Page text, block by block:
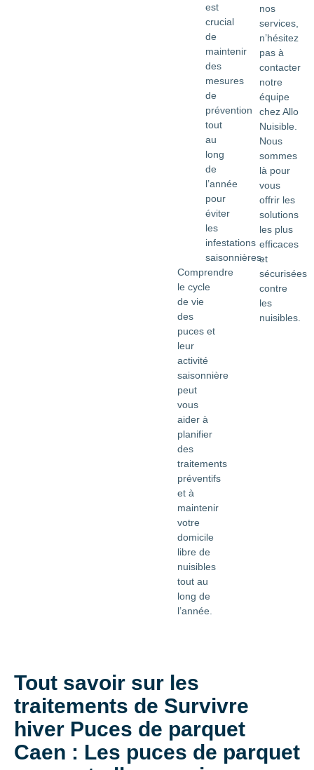
est
crucial
de
maintenir
des
mesures
de
prévention
tout
au
long
de
l’année
pour
éviter
les
infestations
saisonnières.
Comprendre
le cycle
de vie
des
puces et
leur
activité
saisonnière
peut
vous
aider à
planifier
des
traitements
préventifs
et à
maintenir
votre
domicile
libre de
nuisibles
tout au
long de
l’année.
nos
services,
n’hésitez
pas à
contacter
notre
équipe
chez Allo
Nuisible.
Nous
sommes
là pour
vous
offrir les
solutions
les plus
efficaces
et
sécurisées
contre
les
nuisibles.
Tout savoir sur les
traitements de Survivre
hiver Puces de parquet
Caen : Les puces de parquet